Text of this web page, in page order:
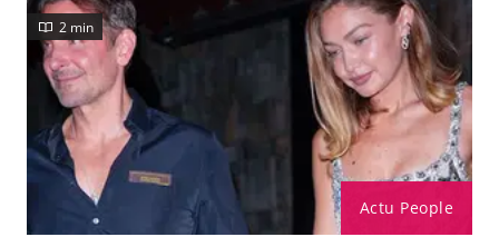
Actu People
2 min